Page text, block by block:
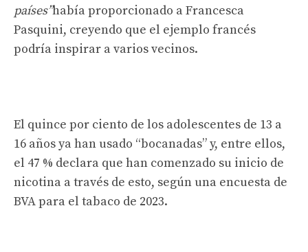
países”había proporcionado a Francesca
Pasquini, creyendo que el ejemplo francés
podría inspirar a varios vecinos.
El quince por ciento de los adolescentes de 13 a
16 años ya han usado “bocanadas” y, entre ellos,
el 47 % declara que han comenzado su inicio de
nicotina a través de esto, según una encuesta de
BVA para el tabaco de 2023.